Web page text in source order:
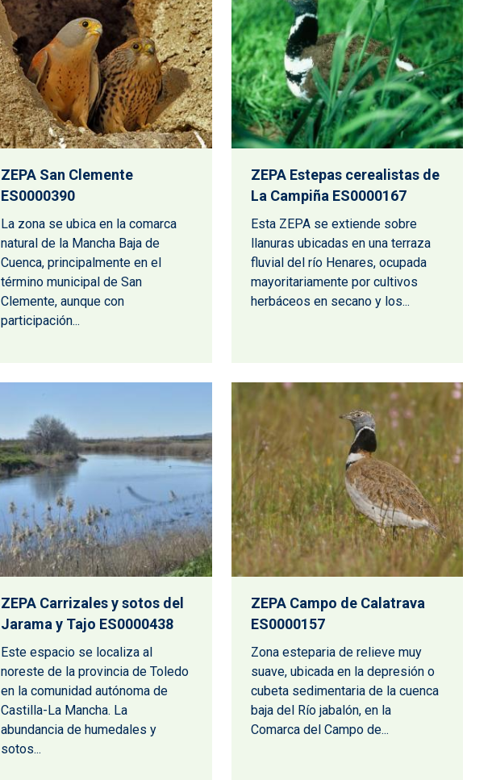
ZEPA San Clemente
ES0000390
La zona se ubica en la comarca
natural de la Mancha Baja de
Cuenca, principalmente en el
término municipal de San
Clemente, aunque con
participación...
ZEPA Estepas cerealistas de
La Campiña ES0000167
Esta ZEPA se extiende sobre
llanuras ubicadas en una terraza
fluvial del río Henares, ocupada
mayoritariamente por cultivos
herbáceos en secano y los...
ZEPA Carrizales y sotos del
Jarama y Tajo ES0000438
Este espacio se localiza al
noreste de la provincia de Toledo
en la comunidad autónoma de
Castilla-La Mancha. La
abundancia de humedales y
sotos...
ZEPA Campo de Calatrava
ES0000157
Zona esteparia de relieve muy
suave, ubicada en la depresión o
cubeta sedimentaria de la cuenca
baja del Río jabalón, en la
Comarca del Campo de...